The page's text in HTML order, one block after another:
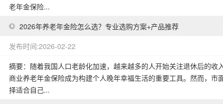
老年金保险...
2026年养老年金险怎么选？专业选购方案+产品推荐
发布时间:2026-02-22
摘要：随着我国人口老龄化加速，越来越多的人开始关注退休后的
商业养老年金保险成为构建个人晚年幸福生活的重要工具。然而，
择适合自己...